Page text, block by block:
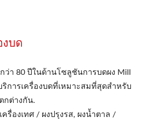
งบด
า 80 ปีในด้านโซลูชันการบดผง Mill
ริการเครื่องบดที่เหมาะสมที่สุดสำหรับ
กต่างกัน.
รื่องเทศ / ผงปรุงรส, ผงน้ำตาล /